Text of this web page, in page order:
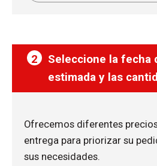
2
Seleccione la fecha
estimada y las
Ofrecemos diferentes
entrega para priorizar su
sus necesidades.